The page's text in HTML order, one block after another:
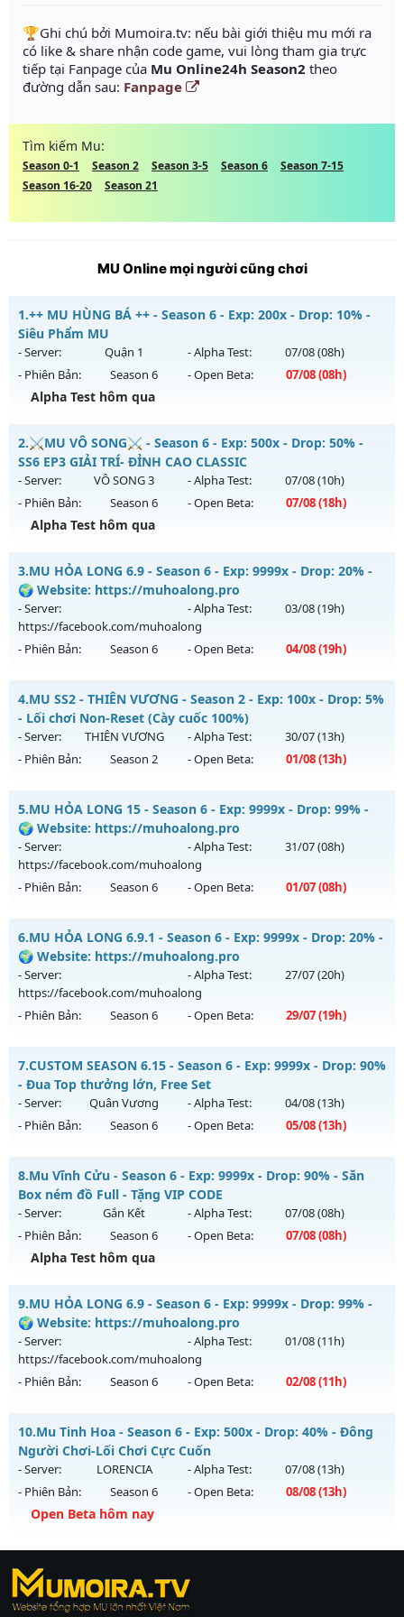
️🏆Ghi chú bởi Mumoira.tv: nếu bài giới thiệu mu mới ra
có like & share nhận code game, vui lòng tham gia trực
tiếp tại Fanpage của Mu Online24h Season2 theo
đường dẫn sau: Fanpage
Tìm kiếm Mu:
Season 0-1 Season 2 Season 3-5 Season 6
Season 7-15
Season 16-20
Season 21
MU Online mọi người cũng chơi
1.++ MU HÙNG BÁ ++ - Season 6 - Exp: 200x - Drop: 10% -
Siêu Phẩm MU
- Server: Quận 1 - Alpha Test: 07/08(08h)
- Phiên Bản:
Season 6 - Open Beta: 07/08(08h)
Alpha Test hôm qua
++ MU HÙNG BÁ ++ - Siêu Phẩm MU
Mu mới ra tháng 08 2026 - Mở máy chủ
ngày 07/08/2626
Exp: 200x - Drop: 10%
Kiểu reset: Reset In Game
Thể loại: Mu Nguyên bản Webzen
Antihack: Shark Shield
2.⚔️MU VÔ SONG⚔️ - Season 6 - Exp: 500x - Drop: 50% -
SS6 EP3 GIẢI TRÍ- ĐỈNH CAO CLASSIC
- Server: VÔ SONG 3 - Alpha Test: 07/08(10h)
- Phiên Bản:
Season 6 - Open Beta: 07/08(18h)
Alpha Test hôm qua
⚔️MU VÔ SONG⚔️ - SS6 EP3 GIẢI TRÍ- ĐỈNH CAO CLASSIC
Mu mới ra tháng 08 2026 - Mở máy chủ
ngày 07/08/2626
Exp: 500x - Drop: 50%
Thể loại: Mu Nguyên bản Webzen
Antihack: MU8X
3.MU HỎA LONG 6.9 - Season 6 - Exp: 9999x - Drop: 20% -
🌍 Website: https://muhoalong.pro
- Server:
https://facebook.com/muhoalong
- Alpha Test: 03/08(19h)
- Phiên Bản: Season 6 - Open Beta: 04/08(19h)
MU HỎA LONG 6.9 - 🌍 Website: https://muhoalong.pro
Mu mới ra tháng 08 2026 - Mở máy chủ
https://facebook.com/muhoalongvào 19h ngày
04/08/2626
Kiểu reset: Non Reset
Thể loại: Mu Nguyên bản Webzen
Antihack: XShield
4.MU SS2 - THIÊN VƯƠNG - Season 2 - Exp: 100x - Drop: 5%
- Lối chơi Non-Reset (Cày cuốc 100%)
- Server: THIÊN VƯƠNG - Alpha Test: 30/07(13h)
- Phiên Bản:
Season 2 - Open Beta: 01/08(13h)
MU SS2 - THIÊN VƯƠNG - Lối chơi Non-Reset (Cày cuốc
100%)
Mu mới ra tháng 08 2026 - Mở máy chủ
THIÊN VƯƠNG
13h ngày 01/08/2626
Exp: 100x - Drop: 5%
Thể loại: Mu Nguyên bản Webzen
Antihack: XShield
5.MU HỎA LONG 15 - Season 6 - Exp: 9999x - Drop: 99% -
🌍 Website: https://muhoalong.pro
- Server:
https://facebook.com/muhoalong
- Alpha Test: 31/07(08h)
- Phiên Bản: Season 6 - Open Beta: 01/07(08h)
MU HỎA LONG 15 - 🌍 Website: https://muhoalong.pro
Mu mới ra tháng 07 2026 - Mở máy chủ
https://facebook.com/muhoalongvào 08h ngày
01/07/2626
Exp: 9999x - Drop: 99%
Thể loại: Mu Nguyên bản Webzen
Antihack: Xshiel
6.MU HỎA LONG 6.9.1 - Season 6 - Exp: 9999x - Drop: 20% -
🌍 Website: https://muhoalong.pro
- Server:
https://facebook.com/muhoalong
- Alpha Test: 27/07(20h)
- Phiên Bản: Season 6 - Open Beta: 29/07(19h)
Mu mới ra tháng 07 2026 - Mở máy chủ
https://facebook.com/muhoalongvào 19h ngày
29/07/2626
Kiểu reset: Non Reset
Thể loại: Mu Nguyên bản Webzen
Antihack: Xshiel
7.CUSTOM SEASON 6.15 - Season 6 - Exp: 9999x - Drop: 90%
- Đua Top thưởng lớn, Free Set
- Server: Quân Vương - Alpha Test: 04/08(13h)
- Phiên Bản:
Season 6 - Open Beta: 05/08(13h)
CUSTOM SEASON 6.15 - Đua Top thưởng lớn, Free Set
Mu mới ra tháng 08 2026 - Mở máy chủ
13h ngày 05/08/2626
Exp: 9999x - Drop: 90%
Kiểu reset: Reset In Game
Thể loại: Mu Bán Đồ Full Trong Shop
Antihack: Phoenix Season 6.15
8.Mu Vĩnh Cửu - Season 6 - Exp: 9999x - Drop: 90% - Săn
Box ném đồ Full - Tặng VIP CODE
- Server: Gắn Kết - Alpha Test: 07/08(08h)
- Phiên Bản:
Season 6 - Open Beta: 07/08(08h)
Alpha Test hôm qua
Mu Vĩnh Cửu - Săn Box ném đồ Full - Tặng VIP CODE
Mu mới ra tháng 08 2026 - Mở máy chủ
ngày 07/08/2626
Exp: 9999x - Drop: 90%
Antihack: ICMPROTECT ✅ 🔴 ✨ ⚡️
9.MU HỎA LONG 6.9 - Season 6 - Exp: 9999x - Drop: 99% -
🌍 Website: https://muhoalong.pro
- Server:
https://facebook.com/muhoalong
- Alpha Test: 01/08(11h)
- Phiên Bản: Season 6 - Open Beta: 02/08(11h)
MU HỎA LONG 6.9 - 🌍 Website: https://muhoalong.pro
Mu mới ra tháng 08 2026 - Mở máy chủ
https://facebook.com/muhoalongvào 11h ngày
02/08/2626
Exp: 9999x - Drop: 99%
Thể loại: Mu Nguyên bản Webzen
Antihack: XShield
10.Mu Tinh Hoa - Season 6 - Exp: 500x - Drop: 40% - Đông
Người Chơi-Lối Chơi Cực Cuốn
- Server: LORENCIA - Alpha Test: 07/08(13h)
- Phiên Bản:
Season 6 - Open Beta: 08/08(13h)
Open Beta hôm nay
Mu Tinh Hoa - Đông Người Chơi-Lối Chơi Cực Cuốn
Mu mới ra tháng 08 2026 - Mở máy chủ
ngày 08/08/2626
https://ktdb.net/ |789club
đổi thưởng
|Xôi Lạc